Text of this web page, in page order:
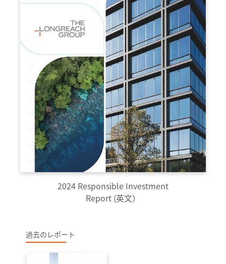
2024 Responsible Investment
Report (英文）
過去のレポート